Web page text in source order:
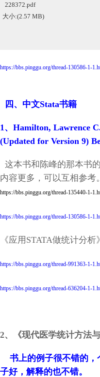
228372.pdf
大小:(2.57 MB)
https://bbs.pinggu.org/thread-130586-1-
四、中文Stata书籍
1、Hamilton, Lawrence
(Updated for Version 9)
这本书和陈峰的那本书
内容更多，可以互相参考。
https://bbs.pinggu.org/thread-135440-1-
https://bbs.pinggu.org/thread-130586-1-
《应用STATA做统计分析》
https://bbs.pinggu.org/thread-991363-1-
https://bbs.pinggu.org/thread-636204-1-
2、《现代医学统计方法
书上的例子很不错的
子好，解释的也不错。